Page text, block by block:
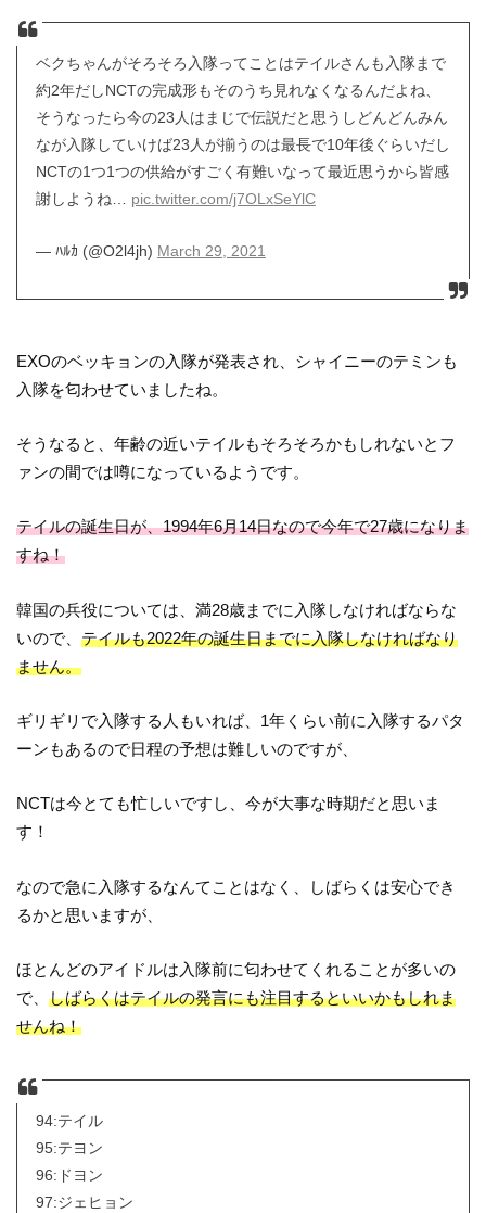
ベクちゃんがそろそろ入隊ってことはテイルさんも入隊まで
約2年だしNCTの完成形もそのうち見れなくなるんだよね、
そうなったら今の23人はまじで伝説だと思うしどんどんみん
なが入隊していけば23人が揃うのは最長で10年後ぐらいだし
NCTの1つ1つの供給がすごく有難いなって最近思うから皆感
謝しようね… pic.twitter.com/j7OLxSeYlC
— ﾊﾙｶ (@O2l4jh) March 29, 2021
EXOのベッキョンの入隊が発表され、シャイニーのテミンも
入隊を匂わせていましたね。
そうなると、年齢の近いテイルもそろそろかもしれないとフ
ァンの間では噂になっているようです。
テイルの誕生日が、1994年6月14日なので今年で27歳になりま
すね！
韓国の兵役については、満28歳までに入隊しなければならな
いので、テイルも2022年の誕生日までに入隊しなければなり
ません。
ギリギリで入隊する人もいれば、1年くらい前に入隊するパタ
ーンもあるので日程の予想は難しいのですが、
NCTは今とても忙しいですし、今が大事な時期だと思いま
す！
なので急に入隊するなんてことはなく、しばらくは安心でき
るかと思いますが、
ほとんどのアイドルは入隊前に匂わせてくれることが多いの
で、しばらくはテイルの発言にも注目するといいかもしれま
せんね！
94:テイル
95:テヨン
96:ドヨン
97:ジェヒョン